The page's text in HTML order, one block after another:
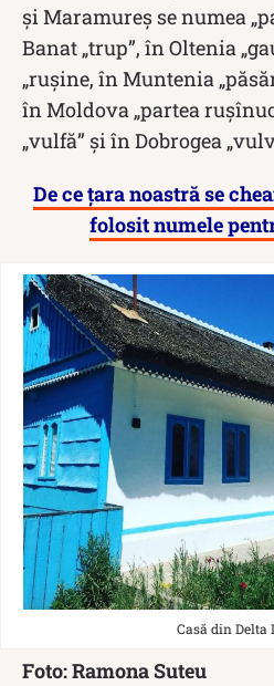
și Maramureș se numea
Banat „trup”, în Oltenia
„rușine, în Muntenia
în Moldova „partea
„vulfă” și în Dobrogea
De ce țara noastră se
folosit numele
Casă din Delta
Foto: Ramona Suteu